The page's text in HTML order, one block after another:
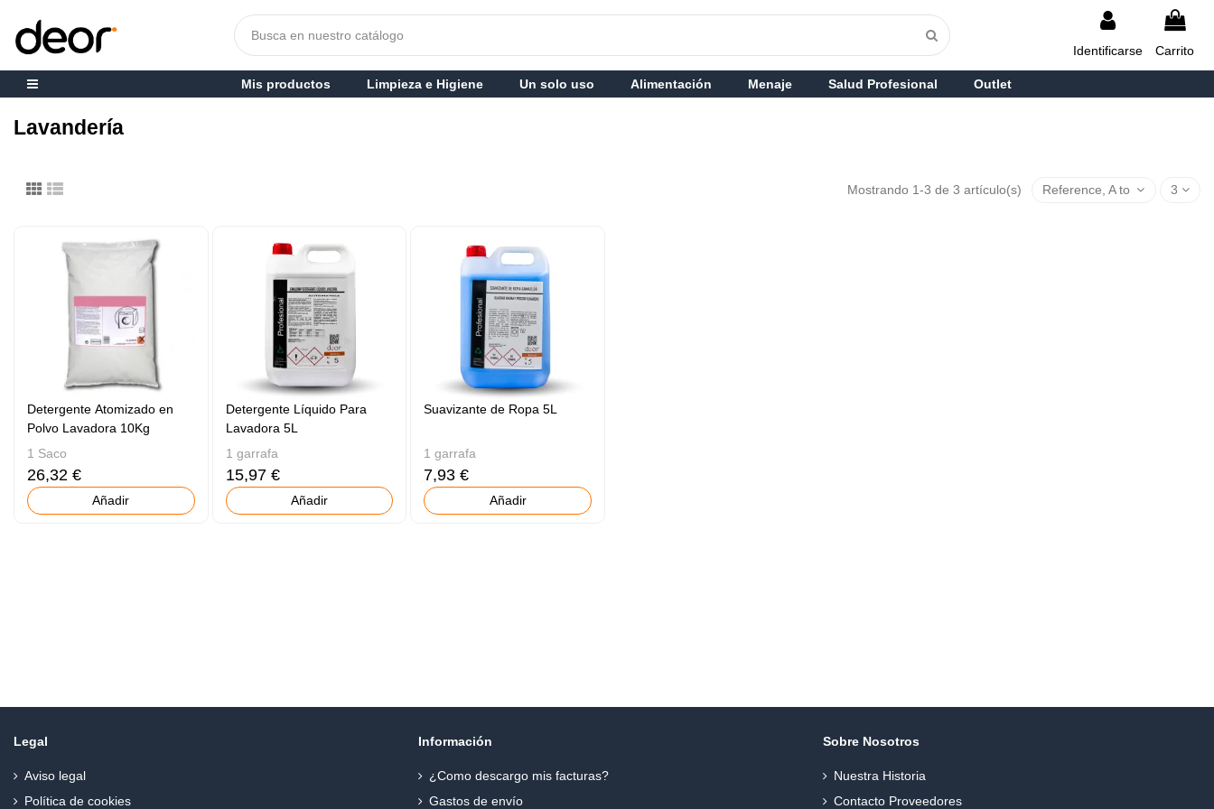
Identificarse Carrito
Mis productos Limpieza e Higiene Un solo uso Alimentación Menaje Salud Profesional Outlet
Lavandería
Mostrando 1-3 de 3 artículo(s) Reference, A to Z 3
Detergente Atomizado en
Polvo Lavadora 10Kg
1 Saco
26,32 €
Añadir
Detergente Líquido Para
Lavadora 5L
1 garrafa
15,97 €
Añadir
Suavizante de Ropa 5L
1 garrafa
7,93 €
Añadir
Legal
Aviso legal
Política de cookies
Información
¿Como descargo mis facturas?
Gastos de envío
Sobre Nosotros
Nuestra Historia
Contacto Proveedores